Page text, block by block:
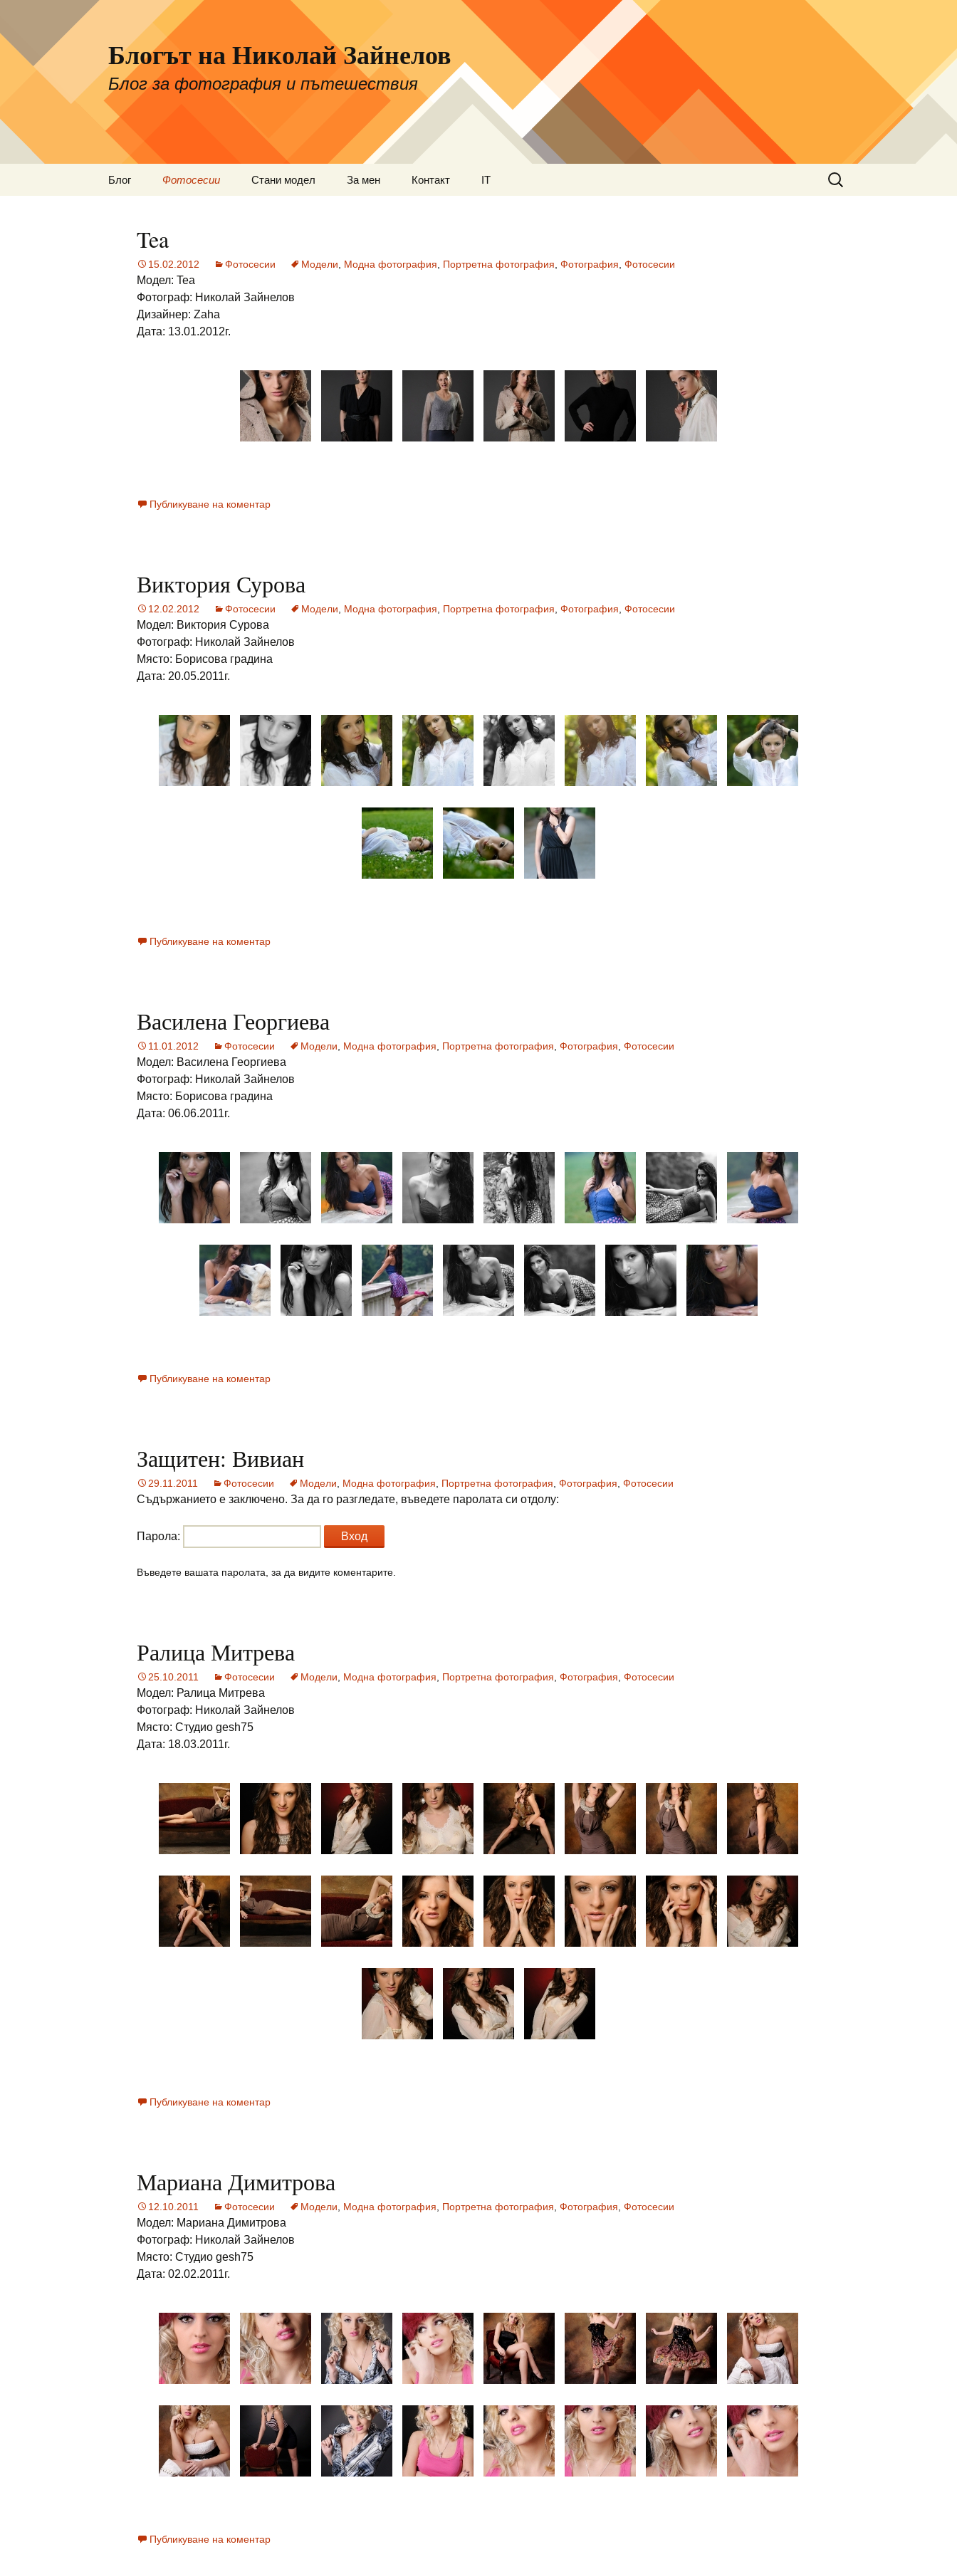
Блогът на Николай Зайнелов
Блог за фотография и пътешествия
Блог Фотосесии Стани модел За мен Контакт IT
Търсене
Tea
15.02.2012 Фотосесии Модели Модна фотография Портретна фотография Фотография Фотосесии
Модел: Tea
Фотограф: Николай Зайнелов
Дизайнер: Zaha
Дата: 13.01.2012г.
Публикуване на коментар
Виктория Сурова
12.02.2012 Фотосесии Модели Модна фотография Портретна фотография Фотография Фотосесии
Модел: Виктория Сурова
Фотограф: Николай Зайнелов
Място: Борисова градина
Дата: 20.05.2011г.
Публикуване на коментар
Василена Георгиева
11.01.2012 Фотосесии Модели Модна фотография Портретна фотография Фотография Фотосесии
Модел: Василена Георгиева
Фотограф: Николай Зайнелов
Място: Борисова градина
Дата: 06.06.2011г.
Публикуване на коментар
Защитен: Вивиан
29.11.2011 Фотосесии Модели Модна фотография Портретна фотография Фотография Фотосесии
Съдържанието е заключено. За да го разгледате, въведете паролата си отдолу:
Парола:
Въведете вашата паролата, за да видите коментарите.
Ралица Митрева
25.10.2011 Фотосесии Модели Модна фотография Портретна фотография Фотография Фотосесии
Модел: Ралица Митрева
Фотограф: Николай Зайнелов
Място: Студио gesh75
Дата: 18.03.2011г.
Публикуване на коментар
Мариана Димитрова
12.10.2011 Фотосесии Модели Модна фотография Портретна фотография Фотография Фотосесии
Модел: Мариана Димитрова
Фотограф: Николай Зайнелов
Място: Студио gesh75
Дата: 02.02.2011г.
Публикуване на коментар